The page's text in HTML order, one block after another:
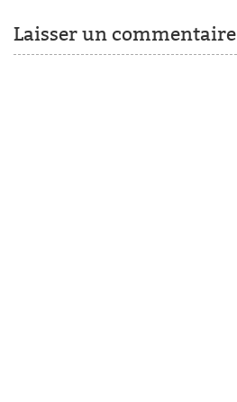
Laisser un commentaire